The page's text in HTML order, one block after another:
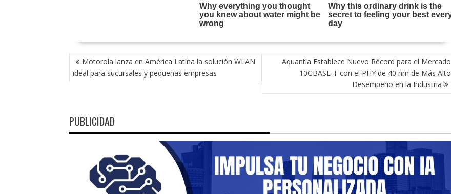
NAVEGACIÓN
DE
ENTRADAS
Motorola lanza en América Latina la solución WLAN
ideal para sucursales y pequeñas empresas
Aquantia Establece Nuevo Récord para el Mercado
10GBASE-T con el PHY de 40 nm de Más Alto
Desempeño en la Industria
PUBLICIDAD